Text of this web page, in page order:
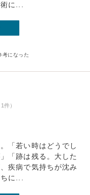
に...
考になった
件）
「若い時はどうでし
「跡は残る。大した
疾病で気持ちが沈み
に...